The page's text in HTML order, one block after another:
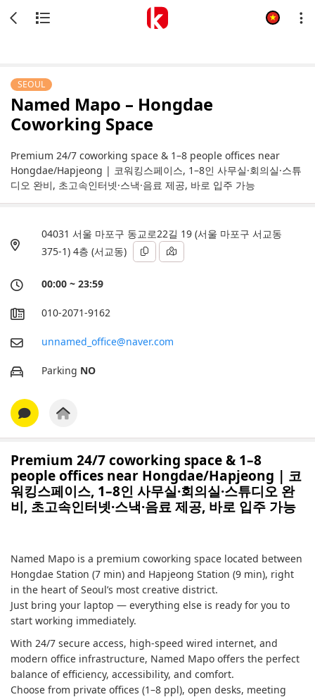
SEOUL
Named Mapo – Hongdae
Coworking Space
Premium 24/7 coworking space & 1–8 people offices near
Hongdae/Hapjeong | 코워킹스페이스, 1–8인 사무실·회의실·스튜
디오 완비, 초고속인터넷·스낵·음료 제공, 바로 입주 가능
04031 서울 마포구 동교로22길 19 (서울 마포구 서교동
375-1) 4층 (서교동)
00:00 ~ 23:59
010-2071-9162
unnamed_office@naver.com
Parking NO
Premium 24/7 coworking space & 1–8
people offices near Hongdae/Hapjeong | 코
워킹스페이스, 1–8인 사무실·회의실·스튜디오 완
비, 초고속인터넷·스낵·음료 제공, 바로 입주 가능
Named Mapo is a premium coworking space located between
Hongdae Station (7 min) and Hapjeong Station (9 min), right
in the heart of Seoul’s most creative district.
Just bring your laptop — everything else is ready for you to
start working immediately.
With 24/7 secure access, high-speed wired internet, and
modern office infrastructure, Named Mapo offers the perfect
balance of efficiency, accessibility, and comfort.
Choose from private offices (1–8 ppl), open desks, meeting